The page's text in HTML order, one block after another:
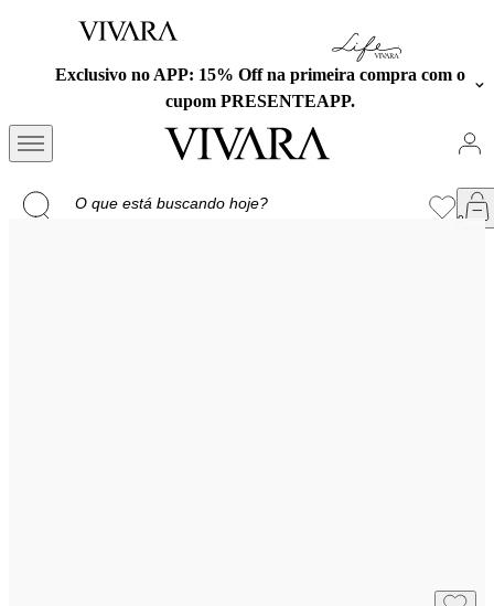
Exclusivo no APP: 15% Off na primeira compra com o
cupom PRESENTEAPP.